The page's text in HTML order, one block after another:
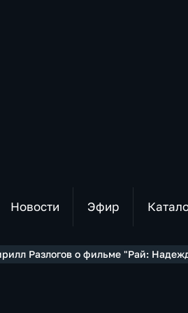
Новости Эфир
Разлогов о фильме "Рай: